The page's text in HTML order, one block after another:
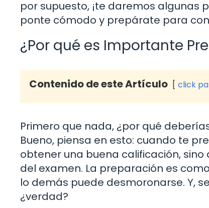
por supuesto, ¡te daremos algunas
ponte cómodo y prepárate para
¿Por qué es Importante
Contenido de este Artículo click
Primero que nada, ¿por qué
Bueno, piensa en esto: cuando te
obtener una buena calificación,
del examen. La preparación es
lo demás puede desmoronarse. Y,
¿verdad?